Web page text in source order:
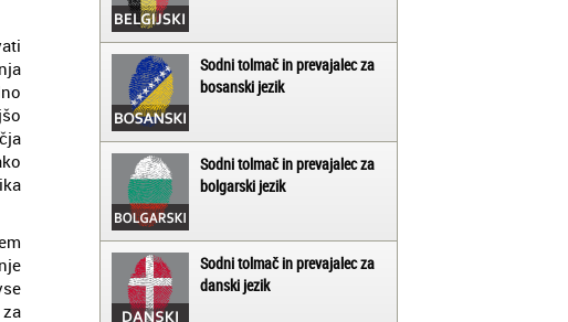
Sodni tolmač in prevajalec za
bosanski jezik
Sodni tolmač in prevajalec za
bolgarski jezik
Sodni tolmač in prevajalec za
danski jezik